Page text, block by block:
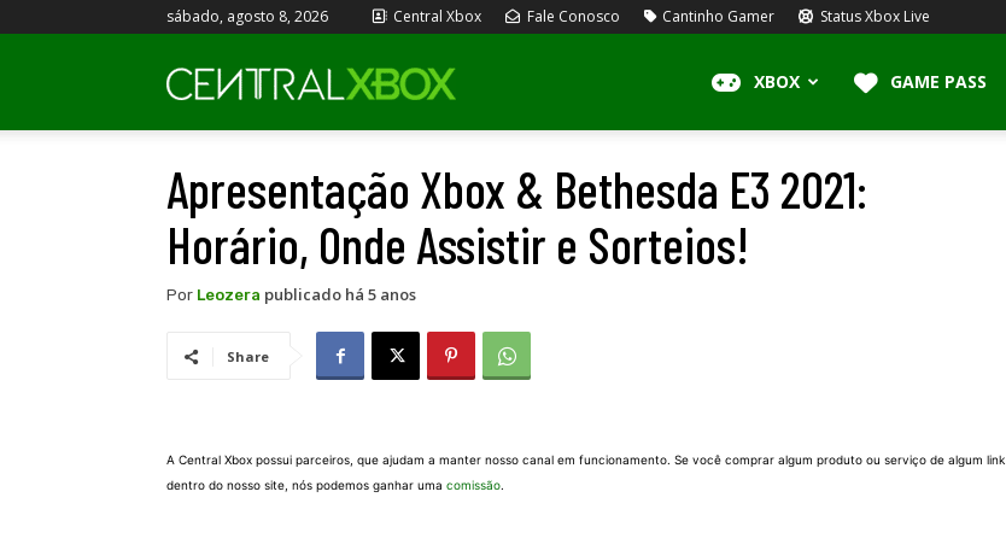
sábado, agosto 8, 2026 Central Xbox Fale Conosco Cantinho Gamer Status Xbox Live
Xbox
XBOX GAME PASS
Apresentação Xbox & Bethesda E3 2021:
Horário, Onde Assistir e Sorteios!
Por Leozera publicado há 5 anos
Share
A Central Xbox possui parceiros, que ajudam a manter nosso canal em funcionamento. Se você comprar algum produto ou serviço de algum link
dentro do nosso site, nós podemos ganhar uma comissão.